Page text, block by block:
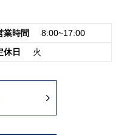
業時間
8:00~17:00
休日 火